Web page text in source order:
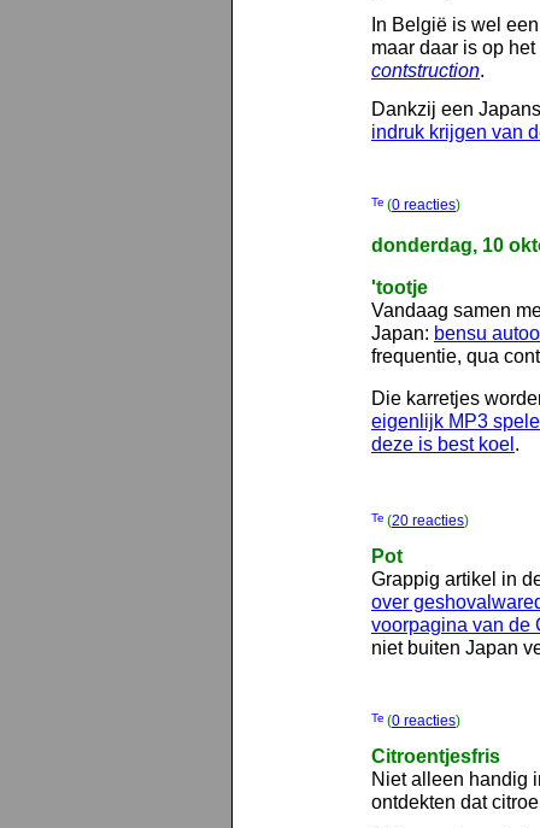
In België is wel
maar daar is op
contstruction.
Dankzij een
indruk krijgen van
(0 reacties)
donderdag, 10
'tootje
Vandaag samen
Japan: bensu
frequentie, qua
Die karretjes
eigenlijk MP3
deze is best koel.
(20 reacties)
Pot
Grappig artikel in
over
voorpagina van de
niet buiten Japan
(0 reacties)
Citroentjesfris
Niet alleen handig
ontdekten dat